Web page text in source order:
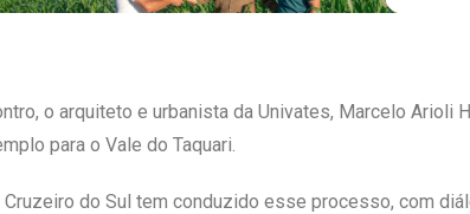
o arquiteto e urbanista da Univates, Marcelo
para o Vale do Taquari.
Cruzeiro do Sul tem conduzido esse processo, com